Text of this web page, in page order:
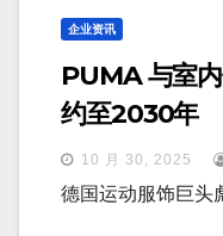
企业资讯
PUMA 与室
约至2030年
10 月 30, 2025
德国运动服饰巨